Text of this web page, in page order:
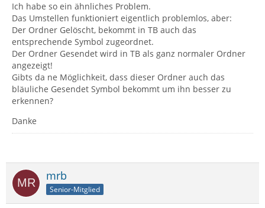
Ich habe so ein ähnliches Problem.
Das Umstellen funktioniert eigentlich problemlos, aber:
Der Ordner Gelöscht, bekommt in TB auch das
entsprechende Symbol zugeordnet.
Der Ordner Gesendet wird in TB als ganz normaler Ordner
angezeigt!
Gibts da ne Möglichkeit, dass dieser Ordner auch das
bläuliche Gesendet Symbol bekommt um ihn besser zu
erkennen?
Danke
mrb
Senior-Mitglied